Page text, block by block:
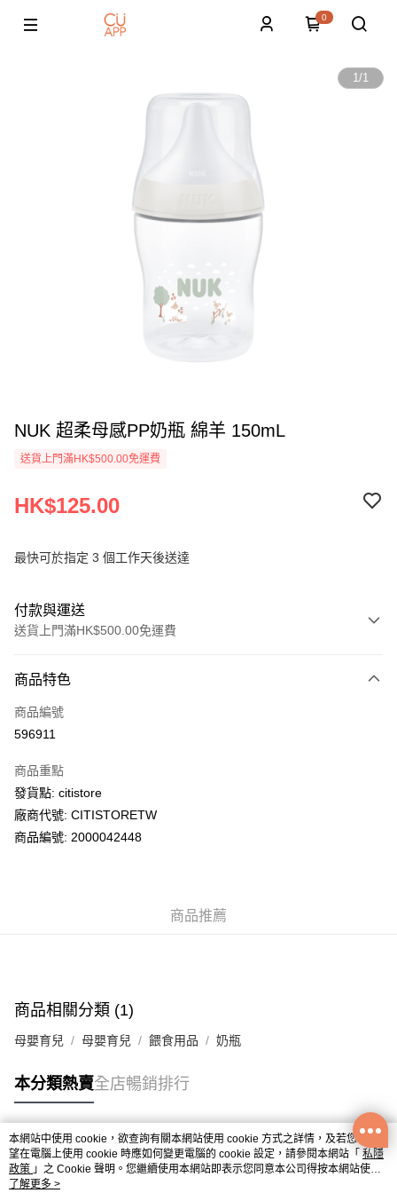
0
1/1
NUK 超柔母感PP奶瓶 綿羊 150mL
送貨上門滿HK$500.00免運費
HK$125.00
最快可於指定 3 個工作天後送達
付款與運送
送貨上門滿HK$500.00免運費
信用卡
AlipayHK
WeChat Pay
送貨方式
每筆HK$50.00，滿HK$200.00或以上免運費
UNY 門市自取
商品特色
商品編號
596911
商品重點
發貨點: citistore
廠商代號: CITISTORETW
商品編號: 2000042448
商品推薦
商品相關分類 (1)
母嬰育兒 母嬰育兒 餵食用品 奶瓶
本分類熱賣全店暢銷排行
熱門標籤
熱銷排行
本網站中使用 cookie，欲查詢有關本網站使用 cookie 方式之詳情，及若您不希
望在電腦上使用 cookie 時應如何變更電腦的 cookie 設定，請參閱本網站「 私隱
政策 」之 Cookie 聲明。您繼續使用本網站即表示您同意本公司得按本網站使用
條款之 Cookie 聲明使用 cookie。
了解更多 >